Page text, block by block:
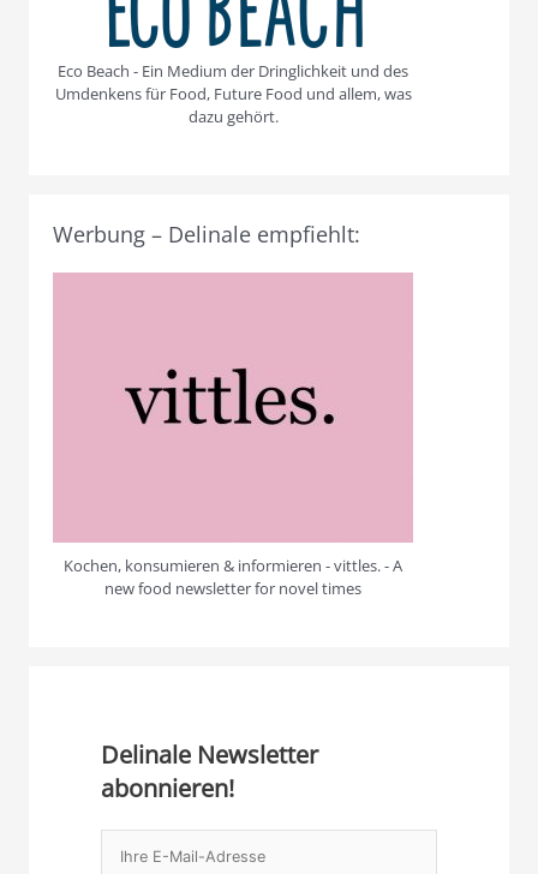
Eco Beach - Ein Medium der Dringlichkeit und des
Umdenkens für Food, Future Food und allem, was
dazu gehört.
Werbung – Delinale empfiehlt:
Kochen, konsumieren & informieren - vittles. - A
new food newsletter for novel times
Delinale Newsletter
abonnieren!